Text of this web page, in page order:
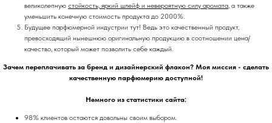
великолепную стойкость, яркий шлейф и невероятную силу аромата, а также
уменьшить конечную стоимость продукта до 2000%.
Будущее парфюмерной индустрии тут! Ведь это качественный продукт,
превосходящий нынешнюю оригинальную продукцию в соотношении цена/
качество, который может позволить себе каждый.
Зачем переплачивать за бренд и дизайнерский флакон? Моя миссия - сделать
качественную парфюмерию доступной!
Немного из статистики сайта:
98% клиентов остаются довольны своим выбором.